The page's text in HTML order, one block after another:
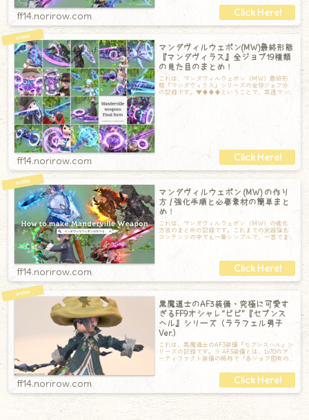
ff14.norirow.com
マンダヴィルウェポン(MW)最終形態
『マンダヴィラス』全ジョブ19種類
の見た目のまとめ！
これは、マンダヴィルウェポン（MW）最終形
態『マンダヴィラス』シリーズの全19ジョブ分
の記録です。▼♦♦♦ということで、早速マン
ff14.norirow.com
マンダヴィルウェポン (MW) の作り
方 / 強化手順と必要素材の簡単まと
め！
これは、マンダヴィルウェポン（MW）の進化
方法のまとめの記録です。これまでの武器強化
コンテンツの中でも一番シンプルで、一言でま
ff14.norirow.com
黒魔道士のAF3装備・究極に可愛す
ぎるFF9オシャレ“ビビ”『セブンス
ヘル』シリーズ（ララフェル男子
Ver.）
これは、黒魔道士のAF3装備『セブンスヘル』シ
リーズの記録です。※ AF3装備とは、Lv70のア
ーティファクト装備の略称で「各ジョブ固有の
ff14.norirow.com